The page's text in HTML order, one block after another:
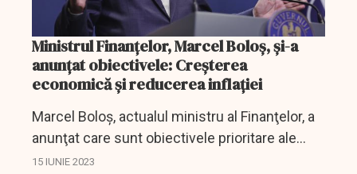
Ministrul Finanţelor, Marcel Boloş, şi-a
anunţat obiectivele: Creşterea
economică şi reducerea inflaţiei
Marcel Boloş, actualul ministru al Finanţelor, a
anunţat care sunt obiectivele prioritare ale
ministerului pe care îl conduce acum, după
15 IUNIE 2023